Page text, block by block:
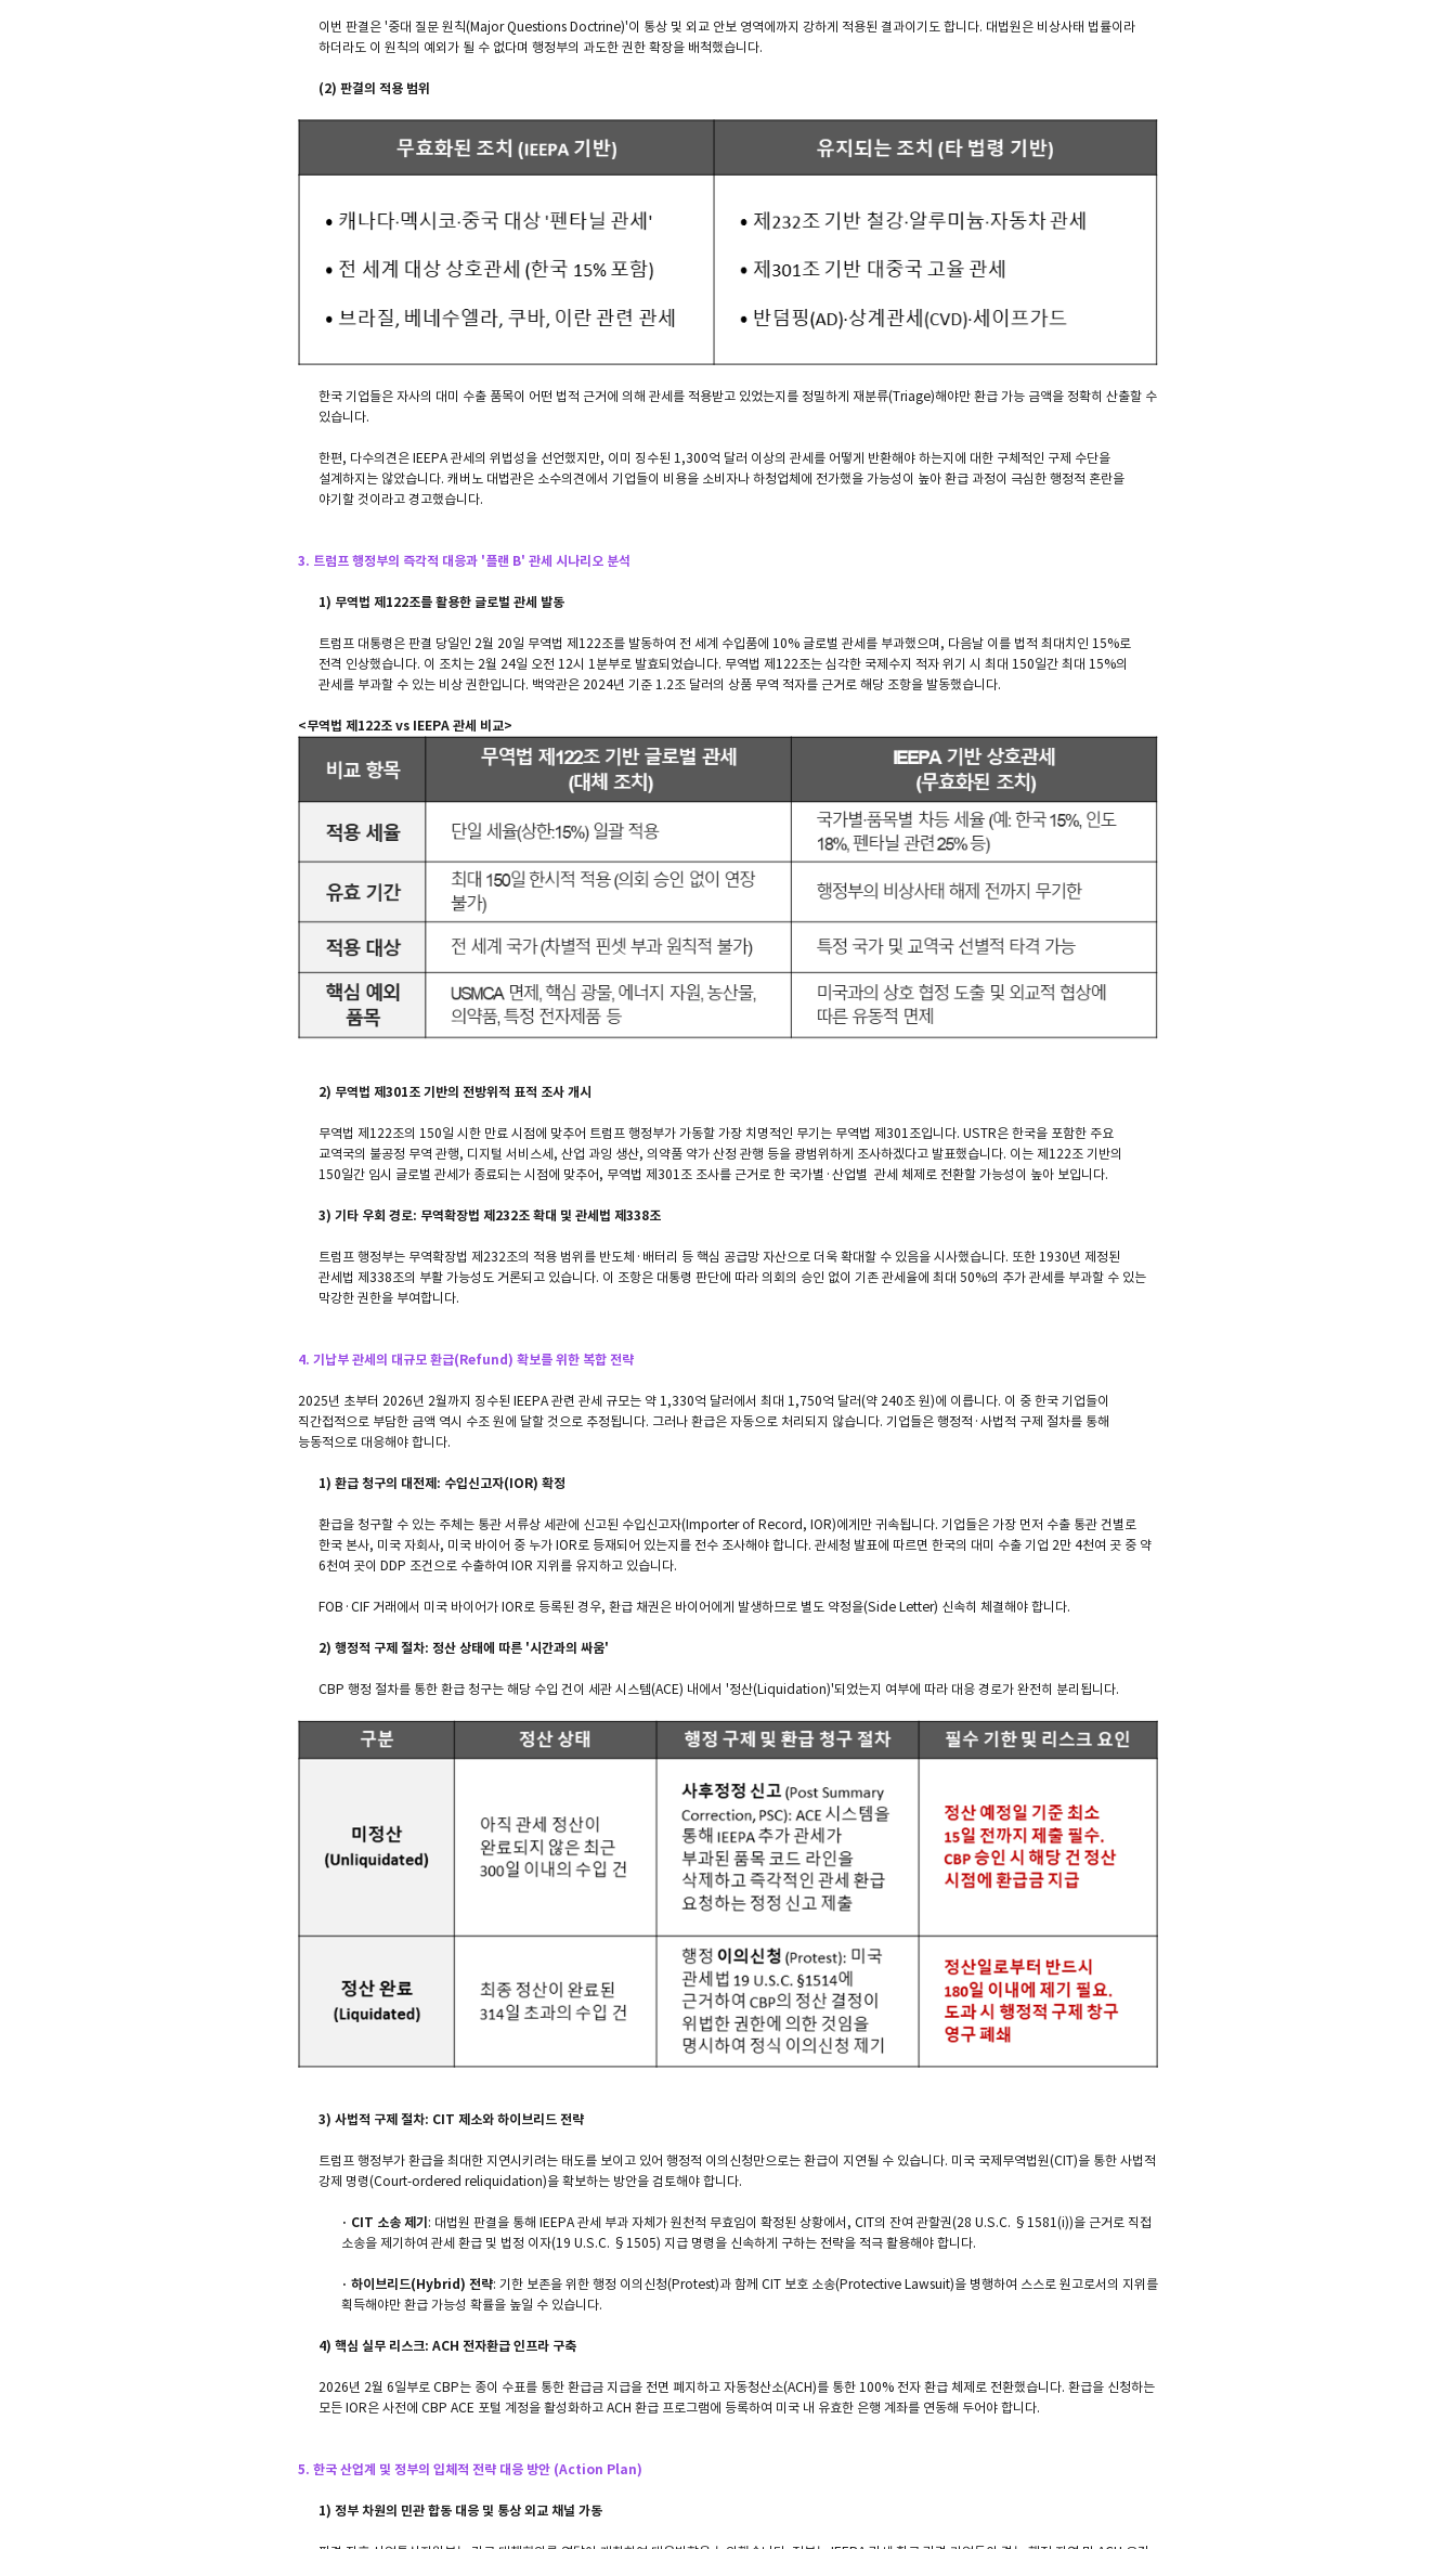
이번 판결은 '중대 질문 원칙(Major Questions Doctrine)'이 통상 및 외교 안보 영역에까지 강하게 적용된 결과이기도 합니다. 대법원은 비상사태 법률이라
하더라도 이 원칙의 예외가 될 수 없다며 행정부의 과도한 권한 확장을 배척했습니다.
(2) 판결의 적용 범위
한국 기업들은 자사의 대미 수출 품목이 어떤 법적 근거에 의해 관세를 적용받고 있었는지를 정밀하게 재분류(Triage)해야만 환급 가능 금액을 정확히 산출할 수
있습니다.
한편, 다수의견은 IEEPA 관세의 위법성을 선언했지만, 이미 징수된 1,300억 달러 이상의 관세를 어떻게 반환해야 하는지에 대한 구체적인 구제 수단을
설계하지는 않았습니다. 캐버노 대법관은 소수의견에서 기업들이 비용을 소비자나 하청업체에 전가했을 가능성이 높아 환급 과정이 극심한 행정적 혼란을
야기할 것이라고 경고했습니다.
3. 트럼프 행정부의 즉각적 대응과 '플랜 B' 관세 시나리오 분석
1) 무역법 제122조를 활용한 글로벌 관세 발동
트럼프 대통령은 판결 당일인 2월 20일 무역법 제122조를 발동하여 전 세계 수입품에 10% 글로벌 관세를 부과했으며, 다음날 이를 법적 최대치인 15%로
전격 인상했습니다. 이 조치는 2월 24일 오전 12시 1분부로 발효되었습니다. 무역법 제122조는 심각한 국제수지 적자 위기 시 최대 150일간 최대 15%의
관세를 부과할 수 있는 비상 권한입니다. 백악관은 2024년 기준 1.2조 달러의 상품 무역 적자를 근거로 해당 조항을 발동했습니다.
<무역법 제122조 vs IEEPA 관세 비교>
2) 무역법 제301조 기반의 전방위적 표적 조사 개시
무역법 제122조의 150일 시한 만료 시점에 맞추어 트럼프 행정부가 가동할 가장 치명적인 무기는 무역법 제301조입니다. USTR은 한국을 포함한 주요
교역국의 불공정 무역 관행, 디지털 서비스세, 산업 과잉 생산, 의약품 약가 산정 관행 등을 광범위하게 조사하겠다고 발표했습니다. 이는 제122조 기반의
150일간 임시 글로벌 관세가 종료되는 시점에 맞추어, 무역법 제301조 조사를 근거로 한 국가별·산업별 관세 체제로 전환할 가능성이 높아 보입니다.
3) 기타 우회 경로: 무역확장법 제232조 확대 및 관세법 제338조
트럼프 행정부는 무역확장법 제232조의 적용 범위를 반도체·배터리 등 핵심 공급망 자산으로 더욱 확대할 수 있음을 시사했습니다. 또한 1930년 제정된
관세법 제338조의 부활 가능성도 거론되고 있습니다. 이 조항은 대통령 판단에 따라 의회의 승인 없이 기존 관세율에 최대 50%의 추가 관세를 부과할 수 있는
막강한 권한을 부여합니다.
4. 기납부 관세의 대규모 환급(Refund) 확보를 위한 복합 전략
2025년 초부터 2026년 2월까지 징수된 IEEPA 관련 관세 규모는 약 1,330억 달러에서 최대 1,750억 달러(약 240조 원)에 이릅니다. 이 중 한국 기업들이
직간접적으로 부담한 금액 역시 수조 원에 달할 것으로 추정됩니다. 그러나 환급은 자동으로 처리되지 않습니다. 기업들은 행정적·사법적 구제 절차를 통해
능동적으로 대응해야 합니다.
1) 환급 청구의 대전제: 수입신고자(IOR) 확정
환급을 청구할 수 있는 주체는 통관 서류상 세관에 신고된 수입신고자(Importer of Record, IOR)에게만 귀속됩니다. 기업들은 가장 먼저 수출 통관 건별로
한국 본사, 미국 자회사, 미국 바이어 중 누가 IOR로 등재되어 있는지를 전수 조사해야 합니다. 관세청 발표에 따르면 한국의 대미 수출 기업 2만 4천여 곳 중 약
6천여 곳이 DDP 조건으로 수출하여 IOR 지위를 유지하고 있습니다.
FOB·CIF 거래에서 미국 바이어가 IOR로 등록된 경우, 환급 채권은 바이어에게 발생하므로 별도 약정을(Side Letter) 신속히 체결해야 합니다.
2) 행정적 구제 절차: 정산 상태에 따른 '시간과의 싸움'
CBP 행정 절차를 통한 환급 청구는 해당 수입 건이 세관 시스템(ACE) 내에서 '정산(Liquidation)'되었는지 여부에 따라 대응 경로가 완전히 분리됩니다.
3) 사법적 구제 절차: CIT 제소와 하이브리드 전략
트럼프 행정부가 환급을 최대한 지연시키려는 태도를 보이고 있어 행정적 이의신청만으로는 환급이 지연될 수 있습니다. 미국 국제무역법원(CIT)을 통한 사법적
강제 명령(Court-ordered reliquidation)을 확보하는 방안을 검토해야 합니다.
· CIT 소송 제기: 대법원 판결을 통해 IEEPA 관세 부과 자체가 원천적 무효임이 확정된 상황에서, CIT의 잔여 관할권(28 U.S.C. §1581(i))을 근거로 직접
소송을 제기하여 관세 환급 및 법정 이자(19 U.S.C. §1505) 지급 명령을 신속하게 구하는 전략을 적극 활용해야 합니다.
· 하이브리드(Hybrid) 전략: 기한 보존을 위한 행정 이의신청(Protest)과 함께 CIT 보호 소송(Protective Lawsuit)을 병행하여 스스로 원고로서의 지위를
획득해야만 환급 가능성 확률을 높일 수 있습니다.
4) 핵심 실무 리스크: ACH 전자환급 인프라 구축
2026년 2월 6일부로 CBP는 종이 수표를 통한 환급금 지급을 전면 폐지하고 자동청산소(ACH)를 통한 100% 전자 환급 체제로 전환했습니다. 환급을 신청하는
모든 IOR은 사전에 CBP ACE 포털 계정을 활성화하고 ACH 환급 프로그램에 등록하여 미국 내 유효한 은행 계좌를 연동해 두어야 합니다.
5. 한국 산업계 및 정부의 입체적 전략 대응 방안 (Action Plan)
1) 정부 차원의 민관 합동 대응 및 통상 외교 채널 가동